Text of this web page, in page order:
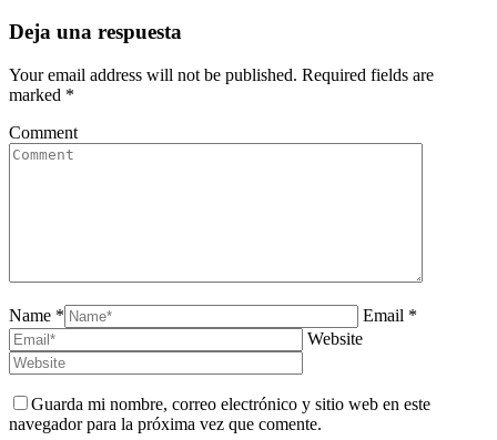
Deja una respuesta
Your email address will not be published. Required fields are
marked *
Comment
Name *
Email *
Website
Guarda mi nombre, correo electrónico y sitio web en este
navegador para la próxima vez que comente.